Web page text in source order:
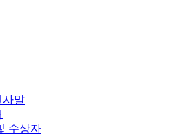
사말
수상자